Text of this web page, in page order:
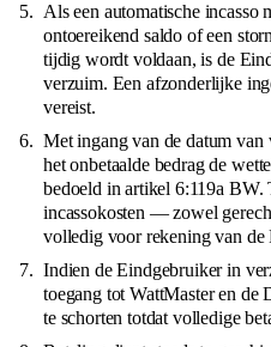
Als een automatische
ontoereikend saldo of een
tijdig wordt voldaan, is de
verzuim. Een afzonderlijke
vereist.
Met ingang van de datum
het onbetaalde bedrag de
bedoeld in artikel 6:119a BW.
incassokosten — zowel
volledig voor rekening van de
Indien de Eindgebruiker in
toegang tot WattMaster en
te schorten totdat volledige